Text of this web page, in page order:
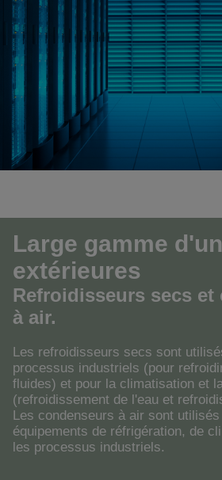
Large gamme
extérieures
Refroidisseurs secs et
à air.
Les refroidisseurs secs sont
processus industriels (pour
fluides) et pour la climatisation et
(refroidissement de l'eau et
Les condenseurs à air sont
équipements de réfrigération, de
les processus industriels.